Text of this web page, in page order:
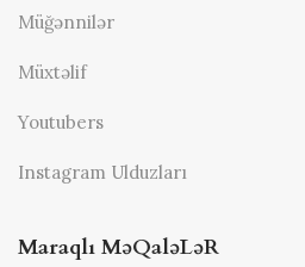
Müğənnilər
Müxtəlif
Youtubers
Instagram Ulduzları
Maraqlı MəQaləLəR